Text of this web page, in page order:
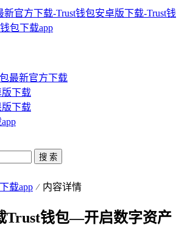
最新官方下载
版下载
版下载
搜 索
载app 内容详情
Trust钱包—开启数字资产